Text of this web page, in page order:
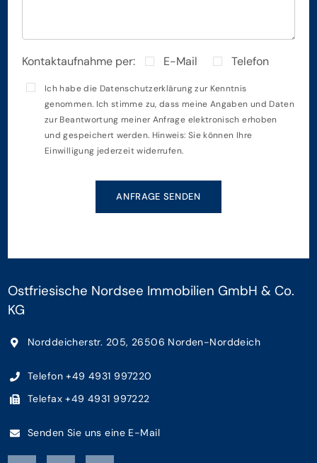
Kontaktaufnahme per: E-Mail Telefon
Ich habe die Datenschutzerklärungzur Kenntnis
genommen. Ich stimme zu, dass meine Angaben und Daten
zur Beantwortung meiner Anfrage elektronisch erhoben
und gespeichert werden. Hinweis: Sie können Ihre
Einwilligung jederzeit widerrufen.
ANFRAGE SENDEN
Ostfriesische Nordsee Immobilien GmbH & Co.
KG
Norddeicherstr. 205, 26506 Norden-Norddeich
Telefon +49 4931 997220
Telefax +49 4931 997222
Senden Sie uns eine E-Mail